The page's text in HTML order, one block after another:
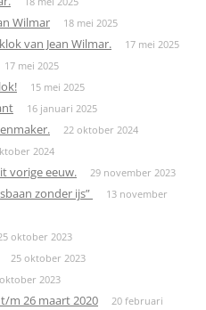
Wilmar 18 mei 2025
van Jean Wilmar. 17 mei 2025
17 mei 2025
15 mei 2025
16 januari 2025
22 oktober 2024
2024
vorige eeuw. 29 november 2023
zonder ijs”
13 november
oktober 2023
25 oktober 2023
2023
m 26 maart 2020
20 februari